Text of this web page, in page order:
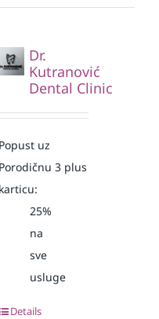
Dr.
Kutranović
Dental Clinic
Popust uz
Porodičnu 3 plus
karticu:
25%
na
sve
usluge
Details